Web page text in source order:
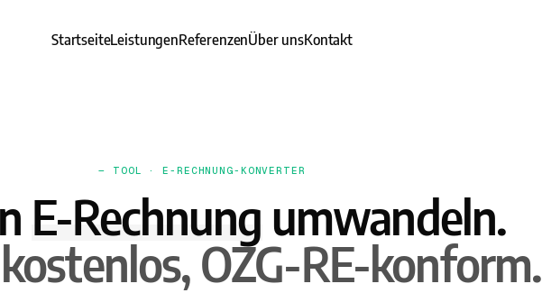
StartseiteLeistungenReferenzenÜber unsKontakt
— TOOL · E-RECHNUNG-KONVERTER
E-Rechnung umwandeln.
OZG-RE-konform.